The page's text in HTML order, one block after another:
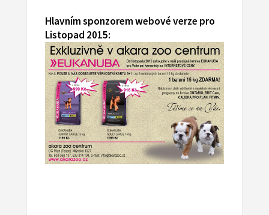
Hlavním sponzorem webové verze pro
Listopad 2015: